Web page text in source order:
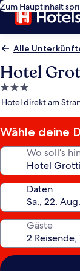
Zum Hauptinhalt
Alle
Hotel
3.0-
Sterne-
Hotel direkt am
Wähle deine
Wo soll’s
Daten
Gäste